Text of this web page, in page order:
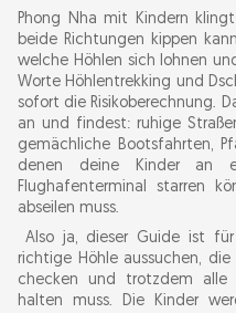
Phong Nha mit Kindern
beide Richtungen kippen
welche Höhlen sich lohnen
Worte Höhlentrekking und
sofort die Risikoberechnung.
an und findest: ruhige
gemächliche Bootsfahrten,
denen deine Kinder an
Flughafenterminal starren
abseilen muss.
Also ja, dieser Guide ist
richtige Höhle aussuchen,
checken und trotzdem alle
halten muss. Die Kinder